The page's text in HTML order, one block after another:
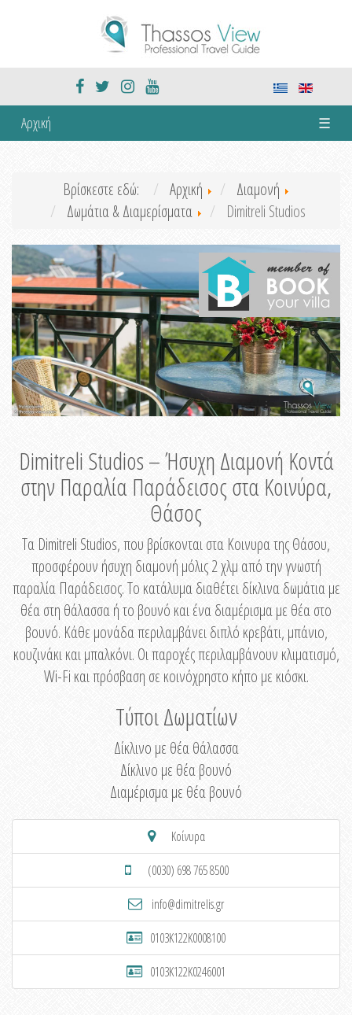
Αρχική ☰
Βρίσκεστε εδώ: Αρχική
Διαμονή
Δωμάτια & Διαμερίσματα
Dimitreli Studios
Dimitreli Studios – Ήσυχη Διαμονή Κοντά
στην Παραλία Παράδεισος στα Κοινύρα,
Θάσος
Τα Dimitreli Studios, που βρίσκονται στα Κοινυρα της Θάσου,
προσφέρουν ήσυχη διαμονή μόλις 2 χλμ από την γνωστή
παραλία Παράδεισος. Το κατάλυμα διαθέτει δίκλινα δωμάτια με
θέα στη θάλασσα ή το βουνό και ένα διαμέρισμα με θέα στο
βουνό. Κάθε μονάδα περιλαμβάνει διπλό κρεβάτι, μπάνιο,
κουζινάκι και μπαλκόνι. Οι παροχές περιλαμβάνουν κλιματισμό,
Wi-Fi και πρόσβαση σε κοινόχρηστο κήπο με κιόσκι.
Τύποι Δωματίων
Δίκλινο με θέα θάλασσα
Δίκλινο με θέα βουνό
Διαμέρισμα με θέα βουνό
Κοίνυρα
(0030) 698 765 8500
info@dimitrelis.gr
0103K122K0008100
0103K122K0246001